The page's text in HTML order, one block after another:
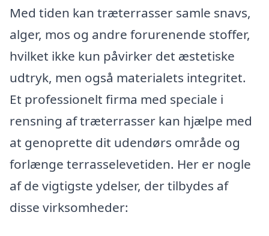
Med tiden kan træterrasser samle snavs,
alger, mos og andre forurenende stoffer,
hvilket ikke kun påvirker det æstetiske
udtryk, men også materialets integritet.
Et professionelt firma med speciale i
rensning af træterrasser kan hjælpe med
at genoprette dit udendørs område og
forlænge terrasselevetiden. Her er nogle
af de vigtigste ydelser, der tilbydes af
disse virksomheder: